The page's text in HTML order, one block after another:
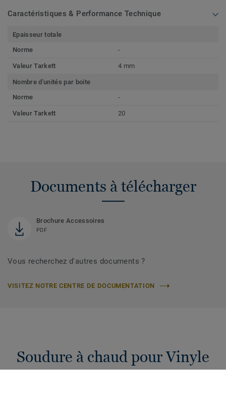
Caractéristiques & Performance Technique
Epaisseur totale
Norme
-
Valeur Tarkett 4 mm
Nombre d'unités par boite
Norme
-
Valeur Tarkett 20
Documents à télécharger
Brochure Accessoires
PDF
Vous recherchez d'autres documents ?
VISITEZ NOTRE CENTRE DE DOCUMENTATION
Soudure à chaud pour Vinyle